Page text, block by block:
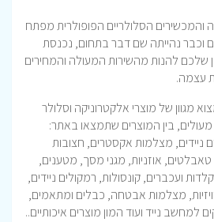
והמכשירים הסלולריים הפופולרית מפתח
שהוקמה לפני 8 שנים וכבר נהייתה שם דבר בתחום, נכנסת
שלכם להנות מהשירות המעולה והמחירים
עצמה.
מגוון של מוצרי אלקטרוניקה וסלולר
בין המוצרים שתמצאו באתר:
ניידים, מצלמות אקסטרים, חצובות
טאבלטים, אוזניות, מגני מסך, מטענים,
ועכברים, קונסולות, רמקולים ניידים,
מצלמות אבטחה, כבלים ומתאמים,
למחשב נייד ועוד המון מוצרים איכותיים..